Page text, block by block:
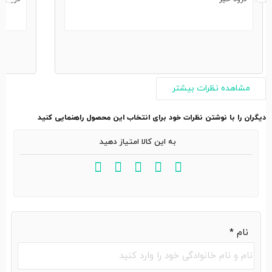
مشاهده نظرات بیشتر
دیگران را با نوشتن نظرات خود برای انتخاب این محصول راهنمایی کنید
نام *
به این کالا امتیاز دهید